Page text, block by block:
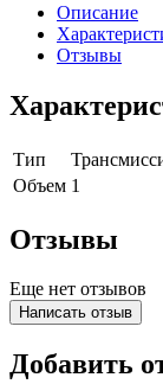
Описание
Отзывы
Тип
Объем 1
Отзывы
Еще нет отзывов
Написать отзыв
Добавить